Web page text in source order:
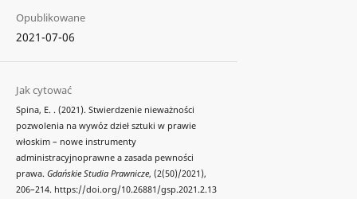
Opublikowane
2021-07-06
Jak cytować
Spina, E. . (2021). Stwierdzenie nieważności
pozwolenia na wywóz dzieł sztuki w prawie
włoskim – nowe instrumenty
administracyjnoprawne a zasada pewności
prawa. Gdańskie Studia Prawnicze, (2(50)/2021),
206–214. https://doi.org/10.26881/gsp.2021.2.13